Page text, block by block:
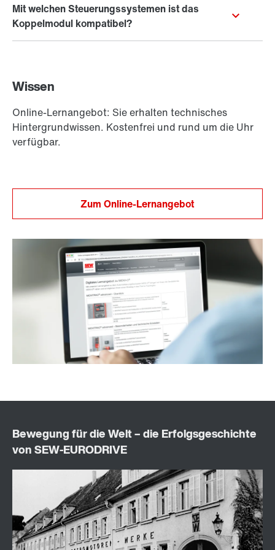
separate MOVIDYN®-Antriebsstränge.
Koppelmodulen lässt sich das dezentrale System
flexibel erweitern, um bis zu vier MOVIDYN®-Stränge
pro Antriebssystem zu unterstützen.
sowie EtherCAT®/SBus
Wissen
Online-Lernangebot: Sie erhalten technisches
Hintergrundwissen. Kostenfrei und rund um die Uhr
verfügbar.
Zum Online-Lernangebot